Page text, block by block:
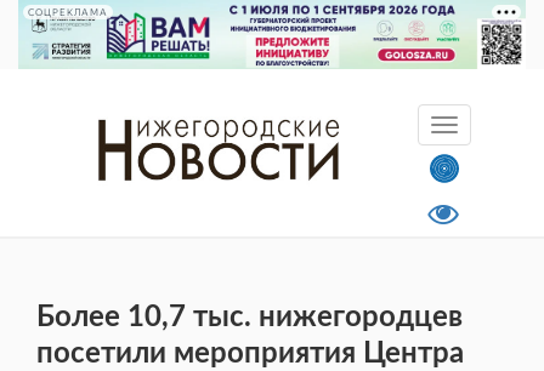
СОЦРЕКЛАМА
Более 10,7 тыс. нижегородцев
посетили мероприятия Центра